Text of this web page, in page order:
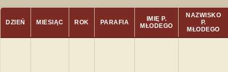
DZIEŃ MIESIĄC ROK PARAFIA
IMIĘ P.
MŁODEGO
NAZWISKO
P.
MŁODEGO